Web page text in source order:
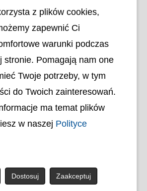
© uck.katowice.pl.
z plików cookies,
zapewnić Ci
warunki podczas
stronie. Pomagają nam one
Twoje potrzeby, w tym
do Twoich zainteresowań.
ma temat plików
w naszej Polityce
Dostosuj Zaakceptuj